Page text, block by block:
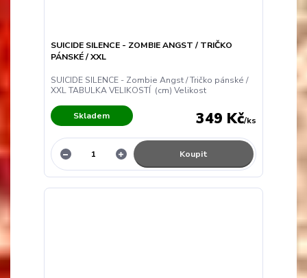
SUICIDE SILENCE - ZOMBIE ANGST / TRIČKO
PÁNSKÉ / XXL
SUICIDE SILENCE - Zombie Angst / Tričko pánské /
XXL TABULKA VELIKOSTÍ (cm) Velikost
349 Kč/ks
Skladem
Koupit